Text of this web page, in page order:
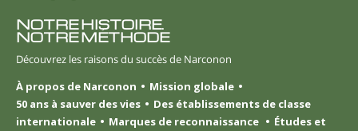
NOTRE HISTOIRE.
NOTRE MÉTHODE
Découvrez les raisons du succès de Narconon
À propos de Narconon
Mission globale
50 ans à sauver des vies
Des établissements de classe
internationale
Marques de reconnaissance
Études et